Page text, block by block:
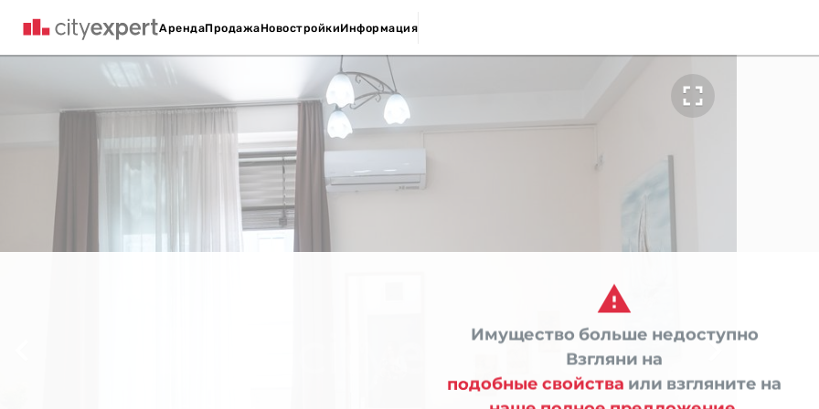
АрендаПродажаНовостройкиИнформация



Имущество больше недоступно
Взгляни на
подобные свойства или взгляните на